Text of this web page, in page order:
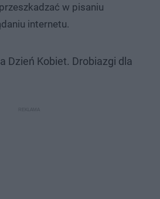
w pisaniu
internetu.
Dzień Kobiet. Drobiazgi dla